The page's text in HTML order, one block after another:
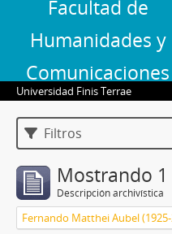
Facultad de
Humanidades y
Comunicaciones
Universidad Finis Terrae
Filtros
Mostrando
Descripción archivística
Fernando Matthei Aubel